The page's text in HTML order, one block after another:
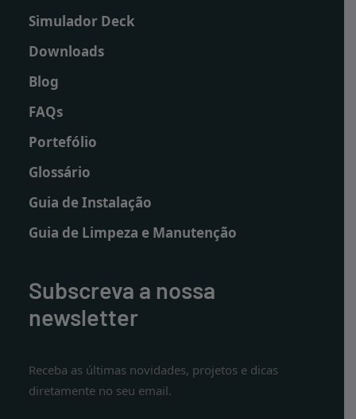
Simulador Deck
Downloads
Blog
FAQs
Portefólio
Glossário
Guia de Instalação
Guia de Limpeza e Manutenção
Subscreva a nossa
newsletter
Receba as últimas novidades, projetos e dicas
diretamente no seu email.